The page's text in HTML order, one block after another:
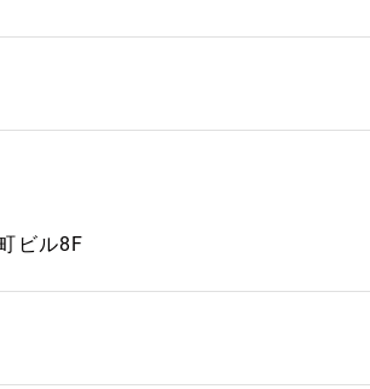
ビル8F